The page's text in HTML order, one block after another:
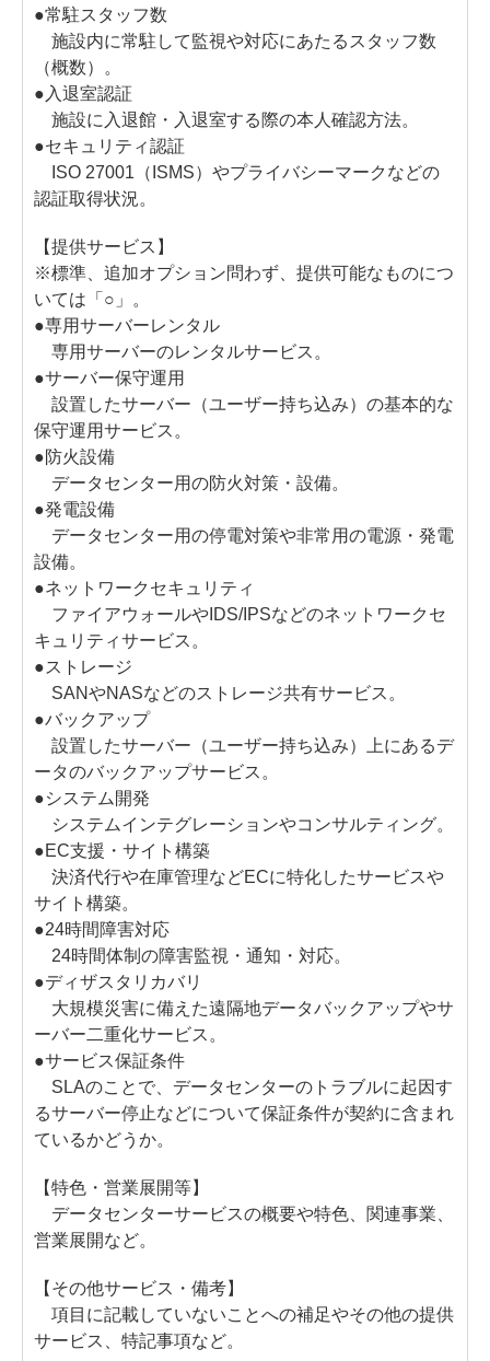
●常駐スタッフ数
施設内に常駐して監視や対応にあたるスタッフ数
（概数）。
●入退室認証
施設に入退館・入退室する際の本人確認方法。
●セキュリティ認証
ISO 27001（ISMS）やプライバシーマークなどの
認証取得状況。
【提供サービス】
※標準、追加オプション問わず、提供可能なものにつ
いては「○」。
●専用サーバーレンタル
専用サーバーのレンタルサービス。
●サーバー保守運用
設置したサーバー（ユーザー持ち込み）の基本的な
保守運用サービス。
●防火設備
データセンター用の防火対策・設備。
●発電設備
データセンター用の停電対策や非常用の電源・発電
設備。
●ネットワークセキュリティ
ファイアウォールやIDS/IPSなどのネットワークセ
キュリティサービス。
●ストレージ
SANやNASなどのストレージ共有サービス。
●バックアップ
設置したサーバー（ユーザー持ち込み）上にあるデ
ータのバックアップサービス。
●システム開発
システムインテグレーションやコンサルティング。
●EC支援・サイト構築
決済代行や在庫管理などECに特化したサービスや
サイト構築。
●24時間障害対応
24時間体制の障害監視・通知・対応。
●ディザスタリカバリ
大規模災害に備えた遠隔地データバックアップやサ
ーバー二重化サービス。
●サービス保証条件
SLAのことで、データセンターのトラブルに起因す
るサーバー停止などについて保証条件が契約に含まれ
ているかどうか。
【特色・営業展開等】
データセンターサービスの概要や特色、関連事業、
営業展開など。
【その他サービス・備考】
項目に記載していないことへの補足やその他の提供
サービス、特記事項など。